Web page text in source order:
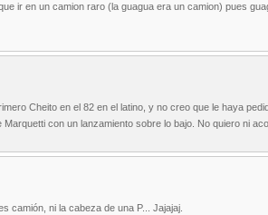
ir en un camion raro (la guagua era un camion) pues
Cheito en el 82 en el latino, y no creo que le haya
con un lanzamiento sobre lo bajo. No quiero ni
camión, ni la cabeza de una P... Jajajaj.